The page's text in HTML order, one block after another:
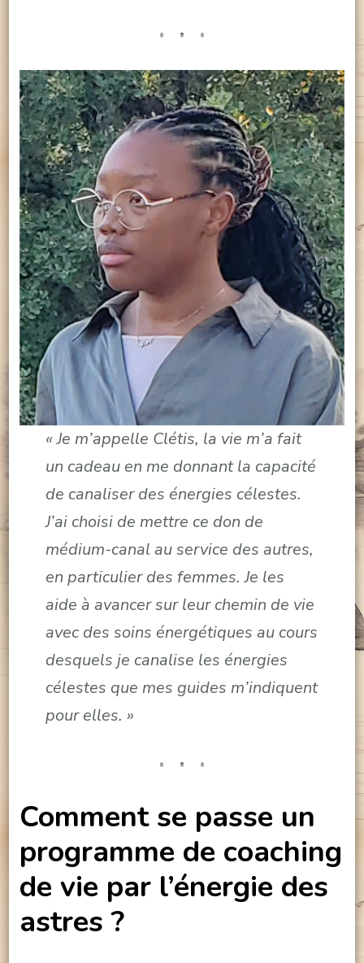
« Je m’appelle Clétis, la vie m’a fait
un cadeau en me donnant la capacité
de canaliser des énergies célestes.
J’ai choisi de mettre ce don de
médium-canal au service des autres,
en particulier des femmes. Je les
aide à avancer sur leur chemin de vie
avec des soins énergétiques au cours
desquels je canalise les énergies
célestes que mes guides m’indiquent
pour elles. »
Comment se passe un
programme de coaching
de vie par l’énergie des
astres ?